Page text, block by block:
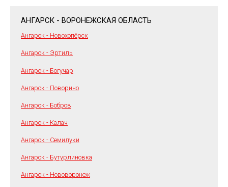
АНГАРСК - ВОРОНЕЖСКАЯ ОБЛАСТЬ
Ангарск - Новохопёрск
Ангарск - Эртиль
Ангарск - Богучар
Ангарск - Поворино
Ангарск - Бобров
Ангарск - Калач
Ангарск - Семилуки
Ангарск - Бутурлиновка
Ангарск - Нововоронеж